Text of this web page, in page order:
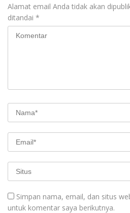
Alamat email Anda tidak akan
ditandai *
Simpan nama, email, dan situs
untuk komentar saya berikutnya.